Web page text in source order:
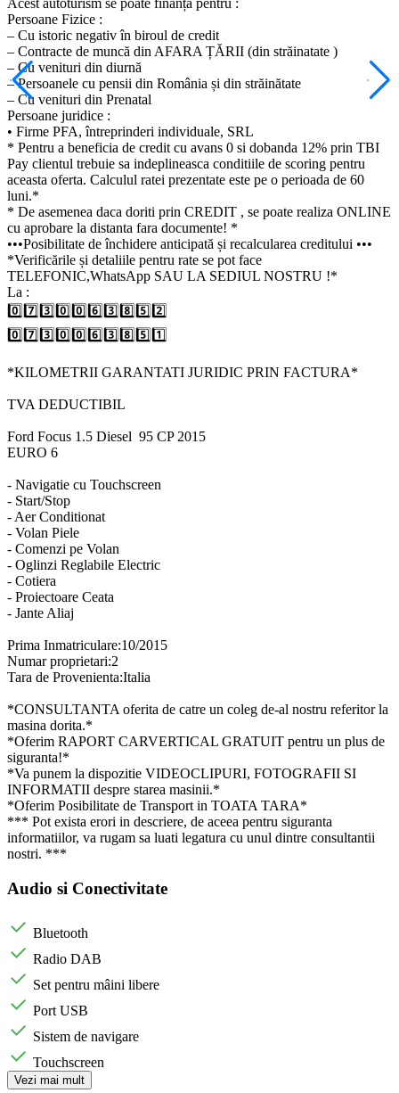
Acest autoturism se poate finanța pentru :
Persoane Fizice :
– Cu istoric negativ în biroul de credit
– Contracte de muncă din AFARA ȚĂRII (din străinatate )
– Cu venituri din diurnă
– Persoanele cu pensii din România și din străinătate
– Cu venituri din Prenatal
Persoane juridice :
• Firme PFA, întreprinderi individuale, SRL
* Pentru a beneficia de credit cu avans 0 si dobanda 12% prin TBI
Pay clientul trebuie sa indeplineasca conditiile de scoring pentru
aceasta oferta. Calculul ratei prezentate este pe o perioada de 60
luni.*
* De asemenea daca doriti prin CREDIT , se poate realiza ONLINE
cu aprobare la distanta fara documente! *
•••Posibilitate de închidere anticipată și recalcularea creditului •••
*Verificările și detaliile pentru rate se pot face
TELEFONIC,WhatsApp SAU LA SEDIUL NOSTRU !*
La :
0️⃣7️⃣3️⃣0️⃣0️⃣6️⃣3️⃣8️⃣5️⃣2️⃣
0️⃣7️⃣3️⃣0️⃣0️⃣6️⃣3️⃣8️⃣5️⃣1️⃣
*KILOMETRII GARANTATI JURIDIC PRIN FACTURA*
TVA DEDUCTIBIL
Ford Focus 1.5 Diesel 95 CP 2015
EURO 6
- Navigatie cu Touchscreen
- Start/Stop
- Aer Conditionat
- Volan Piele
- Comenzi pe Volan
- Oglinzi Reglabile Electric
- Cotiera
- Proiectoare Ceata
- Jante Aliaj
Prima Inmatriculare:10/2015
Numar proprietari:2
Tara de Provenienta:Italia
*CONSULTANTA oferita de catre un coleg de-al nostru referitor la
masina dorita.*
*Oferim RAPORT CARVERTICAL GRATUIT pentru un plus de
siguranta!*
*Va punem la dispozitie VIDEOCLIPURI, FOTOGRAFII SI
INFORMATII despre starea masinii.*
*Oferim Posibilitate de Transport in TOATA TARA*
*** Pot exista erori in descriere, de aceea pentru siguranta
informatiilor, va rugam sa luati legatura cu unul dintre consultantii
nostri. ***
Audio si Conectivitate
Bluetooth
Radio DAB
Set pentru mâini libere
Port USB
Sistem de navigare
Touchscreen
Vezi mai mult